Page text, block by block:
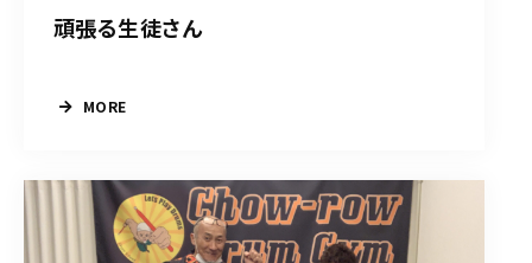
頑張る生徒さん
MORE